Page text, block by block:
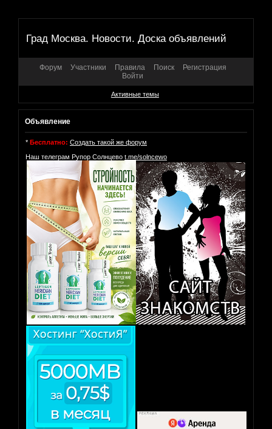
Град Москва. Новости. Доска объявлений
Форум Участники Правила Поиск
Регистрация
Войти
Активные темы
Объявление
* Бесплатно: Создать такой же форум
Наш телеграм Рупор Солнцево t.me/solncewo